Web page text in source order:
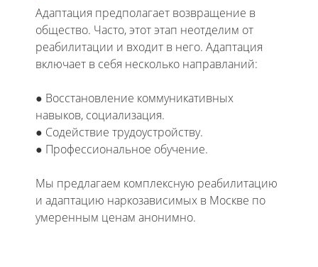
Адаптация предполагает возвращение в
общество. Часто, этот этап неотделим от
реабилитации и входит в него. Адаптация
включает в себя несколько направланий:
● Восстановление коммуникативных
навыков, социализация.
● Содействие трудоустройству.
● Профессиональное обучение.
Мы предлагаем комплексную реабилитацию
и адаптацию наркозависимых в Москве по
умеренным ценам анонимно.